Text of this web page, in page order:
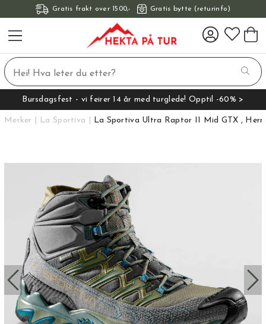
Gratis frakt over 1500,- Gratis bytte (returinfo)
Bursdagsfest - vi feirer 14 år med turglede! Opptil -60% >
Merker La Sportiva La Sportiva Ultra Raptor II Mid GTX ,